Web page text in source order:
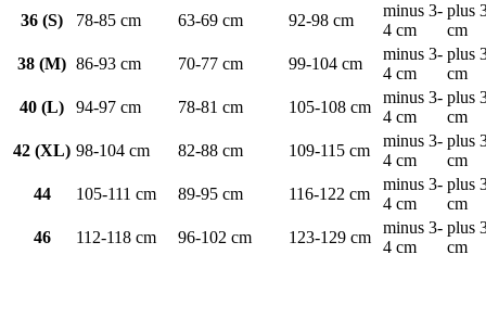
36 (S)
78-85 cm 63-69 cm 92-98 cm
minus 3-
4 cm
plus
cm
38 (M) 86-93 cm 70-77 cm 99-104 cm
minus 3-
4 cm
plus
cm
40 (L)
94-97 cm 78-81 cm 105-108 cm
minus 3-
4 cm
plus
cm
42 (XL) 98-104 cm 82-88 cm 109-115 cm
minus 3-
4 cm
plus
cm
44
105-111 cm 89-95 cm 116-122 cm
minus 3-
4 cm
plus
cm
46
112-118 cm 96-102 cm 123-129 cm
minus 3-
4 cm
plus
cm